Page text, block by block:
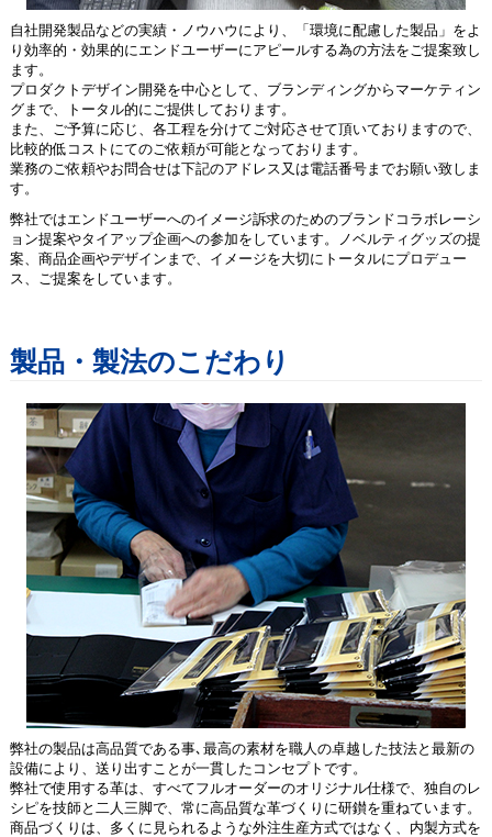
自社開発製品などの実績・ノウハウにより、「環境に配慮した製品」をよ
り効率的・効果的にエンドユーザーにアピールする為の方法をご提案致し
ます。
プロダクトデザイン開発を中心として、ブランディングからマーケティン
グまで、トータル的にご提供しております。
また、ご予算に応じ、各工程を分けてご対応させて頂いておりますので、
比較的低コストにてのご依頼が可能となっております。
業務のご依頼やお問合せは下記のアドレス又は電話番号までお願い致しま
す。
弊社ではエンドユーザーへのイメージ訴求のためのブランドコラボレーシ
ョン提案やタイアップ企画への参加をしています。ノベルティグッズの提
案、商品企画やデザインまで、イメージを大切にトータルにプロデュー
ス、ご提案をしています。
製品・製法のこだわり
弊社の製品は高品質である事､最高の素材を職人の卓越した技法と最新の
設備により、送り出すことが一貫したコンセプトです。
弊社で使用する革は、すべてフルオーダーのオリジナル仕様で、独自のレ
シピを技師と二人三脚で、常に高品質な革づくりに研鑚を重ねています。
商品づくりは、多くに見られるような外注生産方式ではなく、内製方式を